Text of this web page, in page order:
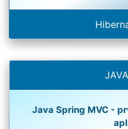
Java Spring MVC -